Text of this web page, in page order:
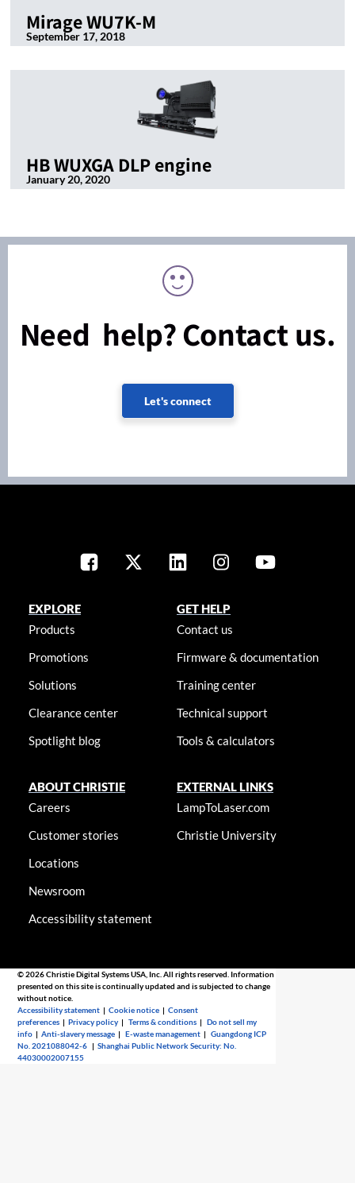
Mirage WU7K-M
September 17, 2018
HB WUXGA DLP engine
January 20, 2020
Need help? Contact us.
Let's connect
EXPLORE
Products
Promotions
Solutions
Clearance center
Spotlight blog
GET HELP
Contact us
Firmware & documentation
Training center
Technical support
Tools & calculators
ABOUT CHRISTIE
Careers
Customer stories
Locations
Newsroom
Accessibility statement
EXTERNAL LINKS
LampToLaser.com
Christie University
© 2026 Christie Digital Systems USA, Inc. All rights reserved. Information
presented on this site is continually updated and is subjected to change
without notice.
Accessibility statement |Cookie notice |Consent
preferences |Privacy policy |Terms & conditions |Do not sell my
info |Anti-slavery message |E-waste management |Guangdong ICP
No. 2021088042-6 |Shanghai Public Network Security: No.
44030002007155